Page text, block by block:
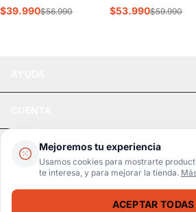
Mejoremos tu experiencia
Usamos cookies para mostrarte
te interesa, y para mejorar la tienda.
ACEPTAR TODAS
CROSS EM UP 5K
$39.990$56.990
TEAM HUSTLE D
$53.990$59.990
LEGAL
Pago seguro SSL / Datos
Realsport © 2026